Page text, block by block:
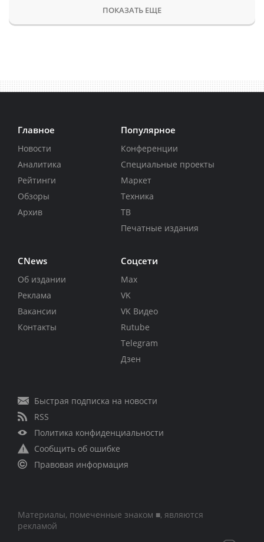
ПОКАЗАТЬ ЕЩЕ
Главное
Новости
Аналитика
Рейтинги
Обзоры
Архив
Популярное
Конференции
Специальные проекты
Маркет
Техника
ТВ
Печатные издания
CNews
Об издании
Реклама
Вакансии
Контакты
Соцсети
Max
VK
VK Видео
Rutube
Telegram
Дзен
Быстрая подписка на новости
RSS
Политика конфиденциальности
Сообщить об ошибке
Правовая информация
Материалы, помеченные знаком ■, являются
рекламой